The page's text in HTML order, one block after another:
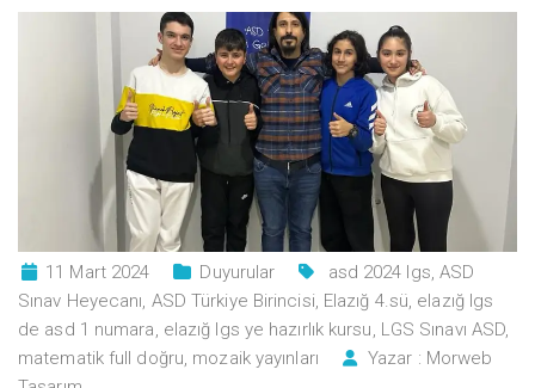
11 Mart 2024 Duyurular asd 2024 lgs, ASD
Sınav Heyecanı, ASD Türkiye Birincisi, Elazığ 4.sü, elazığ lgs
de asd 1 numara, elazığ lgs ye hazırlık kursu, LGS Sınavı ASD,
matematik full doğru, mozaik yayınları Yazar : Morweb